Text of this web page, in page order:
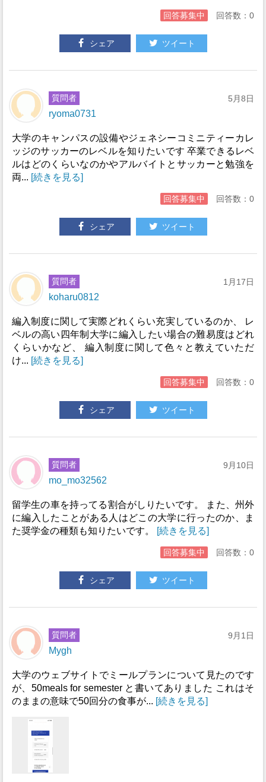
回答募集中 回答数：0
シェア ツイート
質問者
ryoma0731
5月8日
大学のキャンパスの設備やジェネシーコミニティーカレ
ッジのサッカーのレベルを知りたいです 卒業できるレベ
ルはどのくらいなのかやアルバイトとサッカーと勉強を
両... [続きを見る]
回答募集中 回答数：0
シェア ツイート
質問者
koharu0812
1月17日
編入制度に関して実際どれくらい充実しているのか、 レ
ベルの高い四年制大学に編入したい場合の難易度はどれ
くらいかなど、 編入制度に関して色々と教えていただ
け... [続きを見る]
回答募集中 回答数：0
シェア ツイート
質問者
mo_mo32562
9月10日
留学生の車を持ってる割合がしりたいです。 また、州外
に編入したことがある人はどこの大学に行ったのか、ま
た奨学金の種類も知りたいです。
[続きを見る]
回答募集中 回答数：0
シェア ツイート
質問者
Mygh
9月1日
大学のウェブサイトでミールプランについて見たのです
が、50meals for semester と書いてありました これはそ
のままの意味で50回分の食事が... [続きを見る]